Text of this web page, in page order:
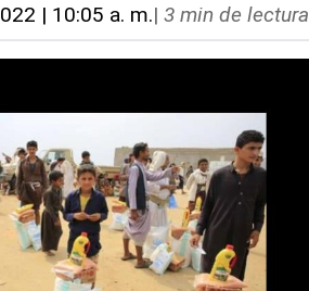
| 10:05 a. m.| 3 min de lectura